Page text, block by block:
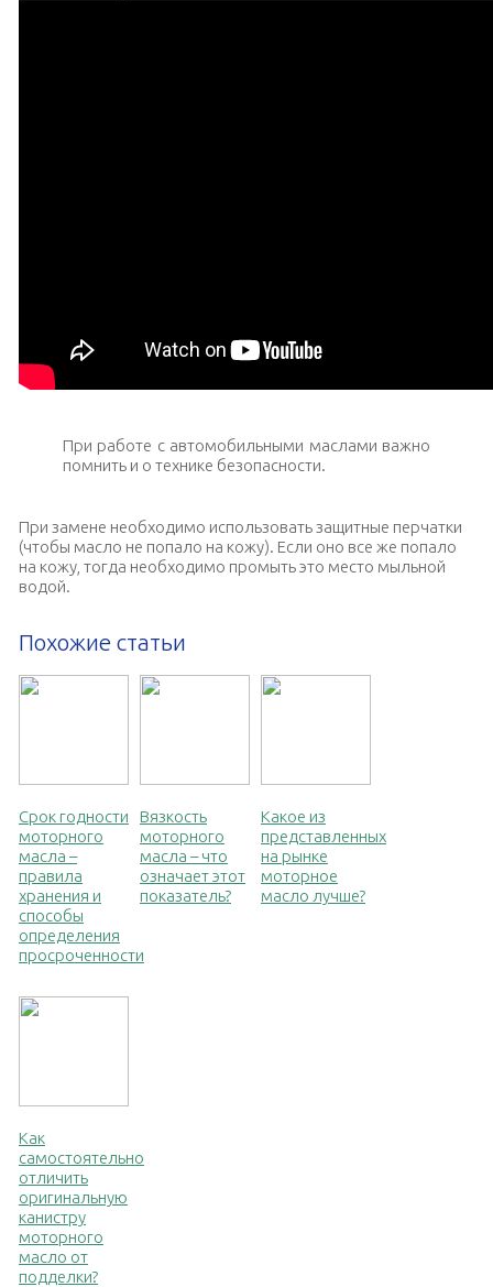
При работе с автомобильными маслами важно
помнить и о технике безопасности.
При замене необходимо использовать защитные перчатки
(чтобы масло не попало на кожу). Если оно все же попало
на кожу, тогда необходимо промыть это место мыльной
водой.
Похожие статьи
Срок годности
моторного
масла –
правила
хранения и
способы
определения
просроченности
Вязкость
моторного
масла – что
означает этот
показатель?
Какое из
представленных
на рынке
моторное
масло лучше?
Как
самостоятельно
отличить
оригинальную
канистру
моторного
масло от
подделки?